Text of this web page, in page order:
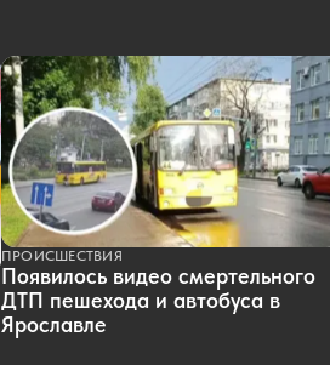
ПРОИСШЕСТВИЯ
Появилось видео смертельного
ДТП пешехода и автобуса в
Ярославле